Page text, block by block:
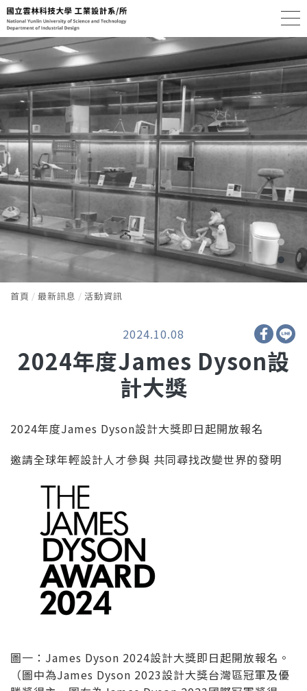
首頁 最新訊息 活動資訊
2024.10.08
2024年度James Dyson設
計大獎
2024年度James Dyson設計大獎即日起開放報名
邀請全球年輕設計人才參與 共同尋找改變世界的發明
圖一：James Dyson 2024設計大獎即日起開放報名。
（圖中為James Dyson 2023設計大獎台灣區冠軍及優